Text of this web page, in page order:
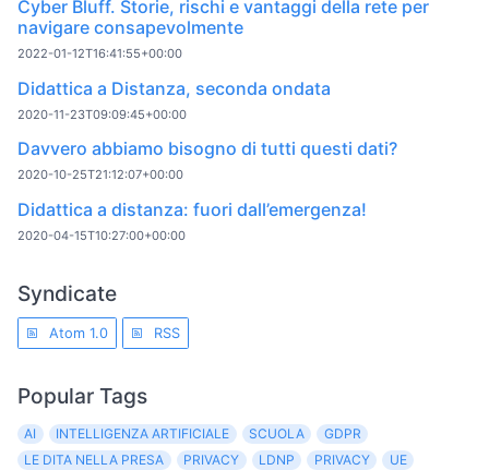
Cyber Bluff. Storie, rischi e vantaggi della rete per
navigare consapevolmente
2022-01-12T16:41:55+00:00
Didattica a Distanza, seconda ondata
2020-11-23T09:09:45+00:00
Davvero abbiamo bisogno di tutti questi dati?
2020-10-25T21:12:07+00:00
Didattica a distanza: fuori dall’emergenza!
2020-04-15T10:27:00+00:00
Syndicate
Atom 1.0 RSS
Popular Tags
AI INTELLIGENZA ARTIFICIALE SCUOLA
GDPR
LE DITA NELLA PRESA
PRIVACY LDNP PRIVACY UE